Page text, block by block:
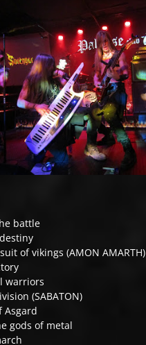
battle
of vikings (AMON AMARTH)
warriors
(SABATON)
Asgard
gods of metal